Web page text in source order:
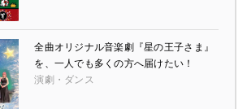
全曲オリジナル音楽劇『星の王子さま』
を、一人でも多くの方へ届けたい！
演劇・ダンス